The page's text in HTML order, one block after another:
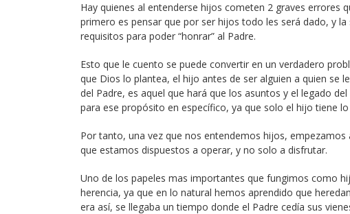
Hay quienes al entenderse hijos cometen 2 graves errores
primero es pensar que por ser hijos todo les será dado, y
requisitos para poder “honrar” al Padre.
Esto que le cuento se puede convertir en un verdadero
que Dios lo plantea, el hijo antes de ser alguien a quien se
del Padre, es aquel que hará que los asuntos y el legado
para ese propósito en específico, ya que solo el hijo tiene
Por tanto, una vez que nos entendemos hijos,
que estamos dispuestos a operar, y no solo a disfrutar.
Uno de los papeles mas importantes que fungimos como
herencia, ya que en lo natural hemos aprendido que
era así, se llegaba un tiempo donde el Padre cedía sus